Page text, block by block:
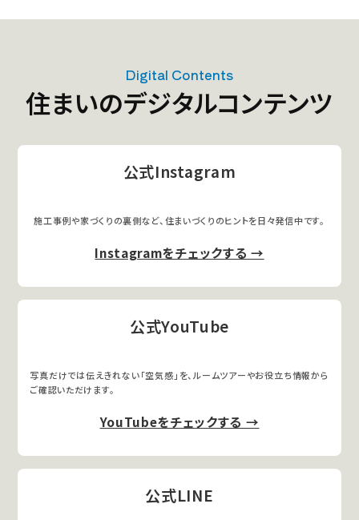
デジタルギフト
最大12,000円分
スマートハイム館(セキ
詳細を見る
来場予約
12,000
Digital Contents
住まいのデジタルコンテンツ
公式Instagram
施工事例や家づくりの裏側など、住まいづくりのヒントを日々発信中です。
Instagramをチェックする →
公式YouTube
写真だけでは伝えきれない「空気感」を、ルームツアーやお役立ち情報から
ご確認いただけます。
YouTubeをチェックする →
公式LINE